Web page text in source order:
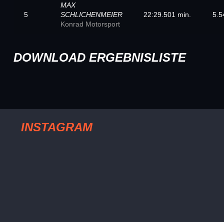
5
MAX
SCHLICHENMEIER
Konrad Motorsport
22:29.501 min.
DOWNLOAD ERGEBNISLISTE
INSTAGRAM